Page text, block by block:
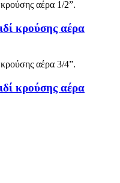
κρούσης αέρα
κρούσης αέρα